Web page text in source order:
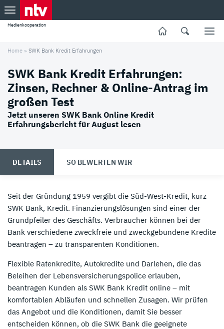
Medienkooperation
Home » SWK Bank Kredit Erfahrungen
SWK Bank Kredit Erfahrungen:
Zinsen, Rechner & Online-Antrag im
großen Test
Jetzt unseren SWK Bank Online Kredit
Erfahrungsbericht für August lesen
DETAILS SO BEWERTEN WIR
Seit der Gründung 1959 vergibt die Süd-West-Kredit, kurz
SWK Bank, Kredit. Finanzierungslösungen sind einer der
Grundpfeiler des Geschäfts. Verbraucher können bei der
Bank verschiedene zweckfreie und zweckgebundene Kredite
beantragen – zu transparenten Konditionen.
Flexible Ratenkredite, Autokredite und Darlehen, die das
Beleihen der Lebensversicherungspolice erlauben,
beantragen Kunden als SWK Bank Kredit online – mit
komfortablen Abläufen und schnellen Zusagen. Wir prüfen
das Angebot und die Konditionen, damit Sie besser
entscheiden können, ob die SWK Bank die geeignete